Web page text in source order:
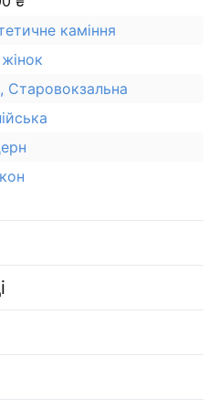
каміння
Старовокзальна